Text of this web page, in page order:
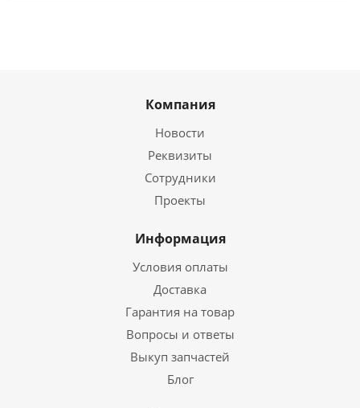
Компания
Новости
Реквизиты
Сотрудники
Проекты
Информация
Условия оплаты
Доставка
Гарантия на товар
Вопросы и ответы
Выкуп запчастей
Блог